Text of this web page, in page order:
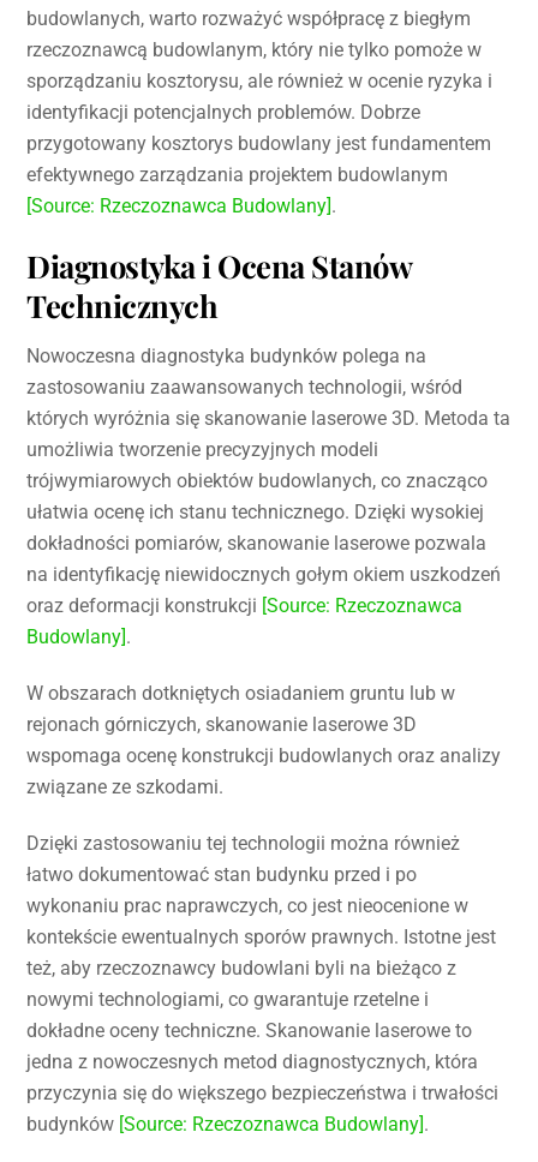
budowlanych, warto rozważyć współpracę z biegłym
rzeczoznawcą budowlanym, który nie tylko pomoże w
sporządzaniu kosztorysu, ale również w ocenie ryzyka i
identyfikacji potencjalnych problemów. Dobrze
przygotowany kosztorys budowlany jest fundamentem
efektywnego zarządzania projektem budowlanym
[Source: Rzeczoznawca Budowlany].
Diagnostyka i Ocena Stanów
Technicznych
Nowoczesna diagnostyka budynków polega na
zastosowaniu zaawansowanych technologii, wśród
których wyróżnia się skanowanie laserowe 3D. Metoda ta
umożliwia tworzenie precyzyjnych modeli
trójwymiarowych obiektów budowlanych, co znacząco
ułatwia ocenę ich stanu technicznego. Dzięki wysokiej
dokładności pomiarów, skanowanie laserowe pozwala
na identyfikację niewidocznych gołym okiem uszkodzeń
oraz deformacji konstrukcji [Source: Rzeczoznawca
Budowlany].
W obszarach dotkniętych osiadaniem gruntu lub w
rejonach górniczych, skanowanie laserowe 3D
wspomaga ocenę konstrukcji budowlanych oraz analizy
związane ze szkodami.
Dzięki zastosowaniu tej technologii można również
łatwo dokumentować stan budynku przed i po
wykonaniu prac naprawczych, co jest nieocenione w
kontekście ewentualnych sporów prawnych. Istotne jest
też, aby rzeczoznawcy budowlani byli na bieżąco z
nowymi technologiami, co gwarantuje rzetelne i
dokładne oceny techniczne. Skanowanie laserowe to
jedna z nowoczesnych metod diagnostycznych, która
przyczynia się do większego bezpieczeństwa i trwałości
budynków [Source: Rzeczoznawca Budowlany].